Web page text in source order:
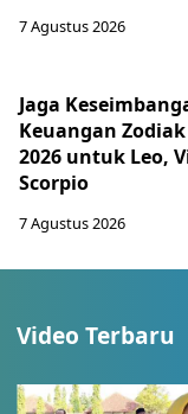
7 Agustus 2026
Jaga
Keuangan
2026 untuk Leo,
Scorpio
7 Agustus 2026
Video Terbaru